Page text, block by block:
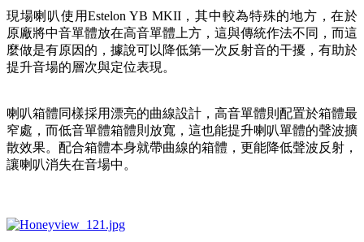
現場喇叭使用Estelon YB MKII，其中較為特殊的地方，在於
原廠將中音單體放在高音單體上方，這與傳統作法不同，而這
麼做是有原因的，據說可以降低第一次反射音的干擾，有助於
提升音場的層次與定位表現。
喇叭箱體同樣採用漂亮的曲線設計，高音單體則配置於箱體最
窄處，而低音單體箱體則放寬，這也能提升喇叭單體的聲波擴
散效果。配合箱體本身就帶曲線的箱體，更能降低聲波反射，
讓喇叭消失在音場中。